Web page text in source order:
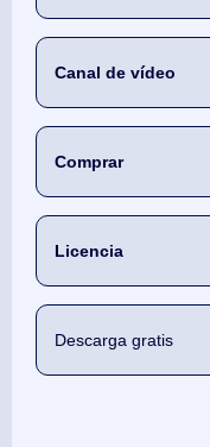
Canal de vídeo
Comprar
Licencia
Descarga gratis